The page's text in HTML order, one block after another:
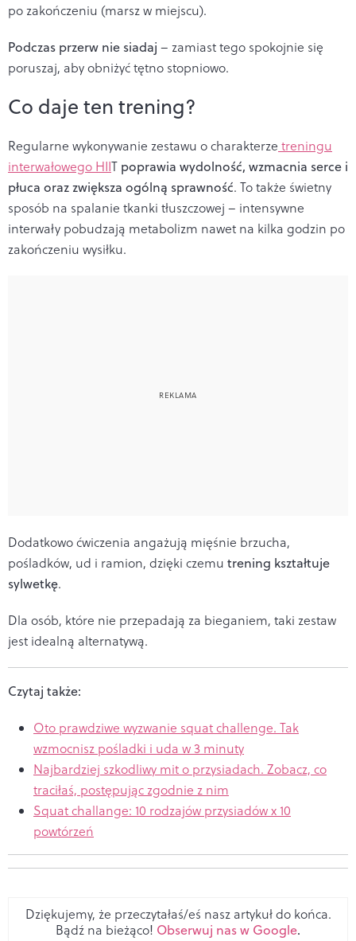
po zakończeniu (marsz w miejscu).
Podczas przerw nie siadaj – zamiast tego spokojnie się
poruszaj, aby obniżyć tętno stopniowo.
Co daje ten trening?
Regularne wykonywanie zestawu o charakterze treningu
interwałowego HIIT poprawia wydolność, wzmacnia serce i
płuca oraz zwiększa ogólną sprawność. To także świetny
sposób na spalanie tkanki tłuszczowej – intensywne
interwały pobudzają metabolizm nawet na kilka godzin po
zakończeniu wysiłku.
Dodatkowo ćwiczenia angażują mięśnie brzucha,
pośladków, ud i ramion, dzięki czemu trening kształtuje
sylwetkę.
Dla osób, które nie przepadają za bieganiem, taki zestaw
jest idealną alternatywą.
Czytaj także:
Oto prawdziwe wyzwanie squat challenge. Tak
wzmocnisz pośladki i uda w 3 minuty
Najbardziej szkodliwy mit o przysiadach. Zobacz, co
traciłaś, postępując zgodnie z nim
Squat challange: 10 rodzajów przysiadów x 10
powtórzeń
Dziękujemy, że przeczytałaś/eś nasz artykuł do końca.
Bądź na bieżąco! Obserwuj nas w Google.